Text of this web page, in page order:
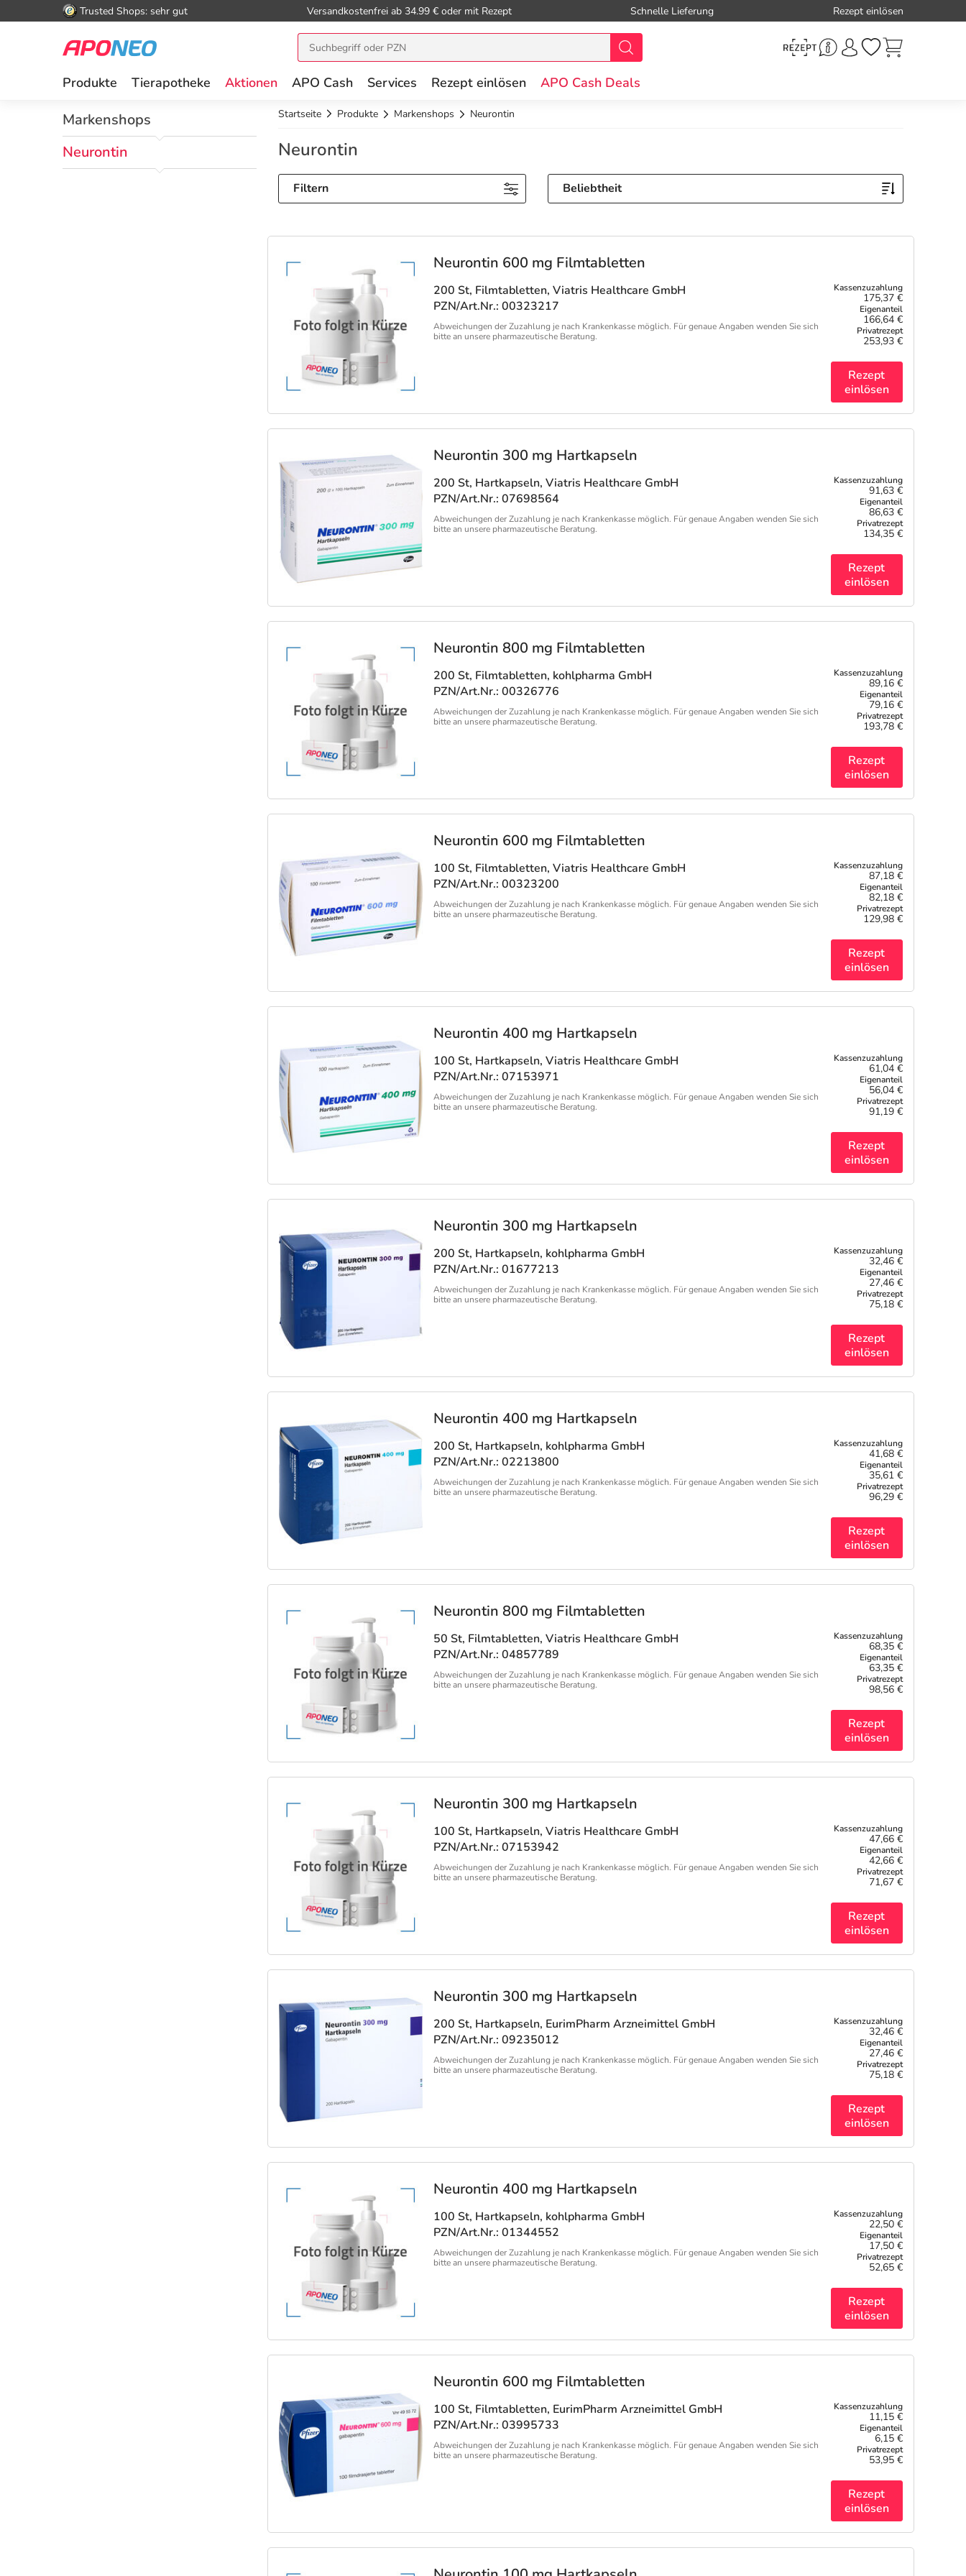
Trusted Shops: sehr gut Versandkostenfrei ab 34.99 € oder mit Rezept Schnelle Lieferung Rezept einlösen
Produkte Tierapotheke Aktionen APO Cash Services Rezept einlösen APO Cash Deals
Markenshops
Neurontin
Startseite Produkte Markenshops Neurontin
Neurontin
Filtern Beliebtheit
Neurontin 600 mg Filmtabletten
200 St, Filmtabletten, Viatris Healthcare GmbH
PZN/Art.Nr.: 00323217
Abweichungen der Zuzahlung je nach Krankenkasse möglich. Für genaue Angaben wenden Sie sich
bitte an unsere pharmazeutische Beratung.
175,37 €
166,64 €
253,93 €
Rezept
einlösen
Neurontin 300 mg Hartkapseln
200 St, Hartkapseln, Viatris Healthcare GmbH
PZN/Art.Nr.: 07698564
Abweichungen der Zuzahlung je nach Krankenkasse möglich. Für genaue Angaben wenden Sie sich
bitte an unsere pharmazeutische Beratung.
91,63 €
86,63 €
134,35 €
Rezept
einlösen
Neurontin 800 mg Filmtabletten
200 St, Filmtabletten, kohlpharma GmbH
PZN/Art.Nr.: 00326776
Abweichungen der Zuzahlung je nach Krankenkasse möglich. Für genaue Angaben wenden Sie sich
bitte an unsere pharmazeutische Beratung.
89,16 €
79,16 €
193,78 €
Rezept
einlösen
Neurontin 600 mg Filmtabletten
100 St, Filmtabletten, Viatris Healthcare GmbH
PZN/Art.Nr.: 00323200
Abweichungen der Zuzahlung je nach Krankenkasse möglich. Für genaue Angaben wenden Sie sich
bitte an unsere pharmazeutische Beratung.
87,18 €
82,18 €
129,98 €
Rezept
einlösen
Neurontin 400 mg Hartkapseln
100 St, Hartkapseln, Viatris Healthcare GmbH
PZN/Art.Nr.: 07153971
Abweichungen der Zuzahlung je nach Krankenkasse möglich. Für genaue Angaben wenden Sie sich
bitte an unsere pharmazeutische Beratung.
61,04 €
56,04 €
91,19 €
Rezept
einlösen
Neurontin 300 mg Hartkapseln
200 St, Hartkapseln, kohlpharma GmbH
PZN/Art.Nr.: 01677213
Abweichungen der Zuzahlung je nach Krankenkasse möglich. Für genaue Angaben wenden Sie sich
bitte an unsere pharmazeutische Beratung.
32,46 €
27,46 €
75,18 €
Rezept
einlösen
Neurontin 400 mg Hartkapseln
200 St, Hartkapseln, kohlpharma GmbH
PZN/Art.Nr.: 02213800
Abweichungen der Zuzahlung je nach Krankenkasse möglich. Für genaue Angaben wenden Sie sich
bitte an unsere pharmazeutische Beratung.
41,68 €
35,61 €
96,29 €
Rezept
einlösen
Neurontin 800 mg Filmtabletten
50 St, Filmtabletten, Viatris Healthcare GmbH
PZN/Art.Nr.: 04857789
Abweichungen der Zuzahlung je nach Krankenkasse möglich. Für genaue Angaben wenden Sie sich
bitte an unsere pharmazeutische Beratung.
68,35 €
63,35 €
98,56 €
Rezept
einlösen
Neurontin 300 mg Hartkapseln
100 St, Hartkapseln, Viatris Healthcare GmbH
PZN/Art.Nr.: 07153942
Abweichungen der Zuzahlung je nach Krankenkasse möglich. Für genaue Angaben wenden Sie sich
bitte an unsere pharmazeutische Beratung.
47,66 €
42,66 €
71,67 €
Rezept
einlösen
Neurontin 300 mg Hartkapseln
200 St, Hartkapseln, EurimPharm Arzneimittel GmbH
PZN/Art.Nr.: 09235012
Abweichungen der Zuzahlung je nach Krankenkasse möglich. Für genaue Angaben wenden Sie sich
bitte an unsere pharmazeutische Beratung.
32,46 €
27,46 €
75,18 €
Rezept
einlösen
Neurontin 400 mg Hartkapseln
100 St, Hartkapseln, kohlpharma GmbH
PZN/Art.Nr.: 01344552
Abweichungen der Zuzahlung je nach Krankenkasse möglich. Für genaue Angaben wenden Sie sich
bitte an unsere pharmazeutische Beratung.
22,50 €
17,50 €
52,65 €
Rezept
einlösen
Neurontin 600 mg Filmtabletten
100 St, Filmtabletten, EurimPharm Arzneimittel GmbH
PZN/Art.Nr.: 03995733
Abweichungen der Zuzahlung je nach Krankenkasse möglich. Für genaue Angaben wenden Sie sich
bitte an unsere pharmazeutische Beratung.
11,15 €
6,15 €
53,95 €
Rezept
einlösen